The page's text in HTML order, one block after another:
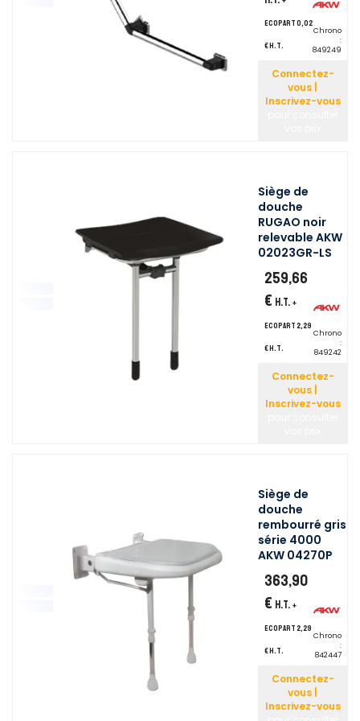
ecopart 0,02
€ H.T.
Chrono
:
849249
Connectez-
vous |
Inscrivez-vous
Siège de
douche
RUGAO noir
relevable AKW
02023GR-LS
259,66
€ H.T. +
ecopart 2,29
€ H.T.
Chrono
:
849242
Connectez-
vous |
Inscrivez-vous
Siège de
douche
rembourré gris
série 4000
AKW 04270P
363,90
€ H.T. +
ecopart 2,29
€ H.T.
Chrono
:
842447
Connectez-
vous |
Inscrivez-vous